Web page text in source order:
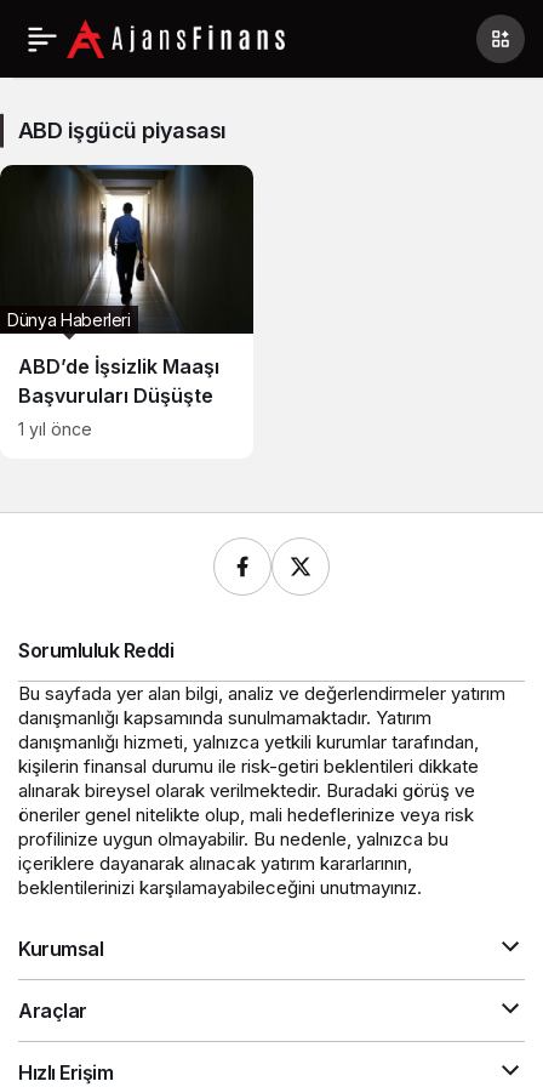
ABD
işgücü
piyasası
Haberleri
ABD işgücü piyasası
ABD’de İşsizlik Maaşı
Başvuruları Düşüşte
Dünya Haberleri
1 yıl önce
Sorumluluk Reddi
Bu sayfada yer alan bilgi, analiz ve değerlendirmeler yatırım
danışmanlığı kapsamında sunulmamaktadır. Yatırım
danışmanlığı hizmeti, yalnızca yetkili kurumlar tarafından,
kişilerin finansal durumu ile risk-getiri beklentileri dikkate
alınarak bireysel olarak verilmektedir. Buradaki görüş ve
öneriler genel nitelikte olup, mali hedeflerinize veya risk
profilinize uygun olmayabilir. Bu nedenle, yalnızca bu
içeriklere dayanarak alınacak yatırım kararlarının,
beklentilerinizi karşılamayabileceğini unutmayınız.
Kurumsal
Araçlar
Hızlı Erişim